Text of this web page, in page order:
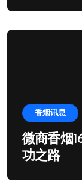
香烟讯息
微商香烟
功之路